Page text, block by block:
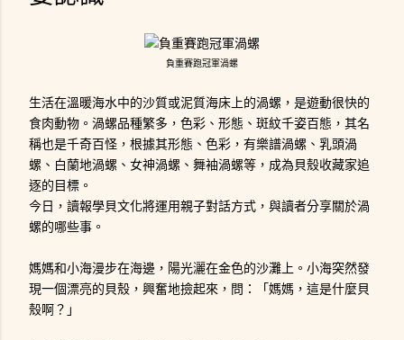
負重賽跑冠軍渦螺
生活在溫暖海水中的沙質或泥質海床上的渦螺，是遊動很快的
食肉動物。渦螺品種繁多，色彩、形態、斑紋千姿百態，其名
稱也是千奇百怪，根據其形態、色彩，有樂譜渦螺、乳頭渦
螺、白蘭地渦螺、女神渦螺、舞袖渦螺等，成為貝殼收藏家追
逐的目標。
今日，讀報學貝文化將運用親子對話方式，與讀者分享關於渦
螺的哪些事。
媽媽和小海漫步在海邊，陽光灑在金色的沙灘上。小海突然發
現一個漂亮的貝殼，興奮地撿起來，問：「媽媽，這是什麼貝
殼啊？」